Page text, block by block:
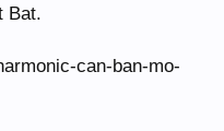
Bat.